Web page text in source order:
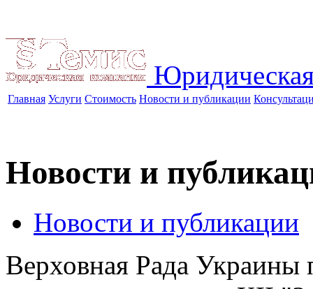
Главная Услуги Стоимость Новости и публикации
Новости и
Новости и публикации
Верховная Рада Украины